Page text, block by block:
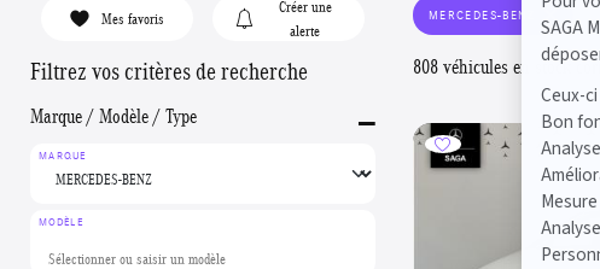
SAGA
Ceux-
Bon
Mes favoris
Créer une
alerte
Filtrez vos critères de recherche
Marque / Modèle / Type -
MARQUE
MODÈLE
MERCEDES-BENZ
808 véhicules en stock